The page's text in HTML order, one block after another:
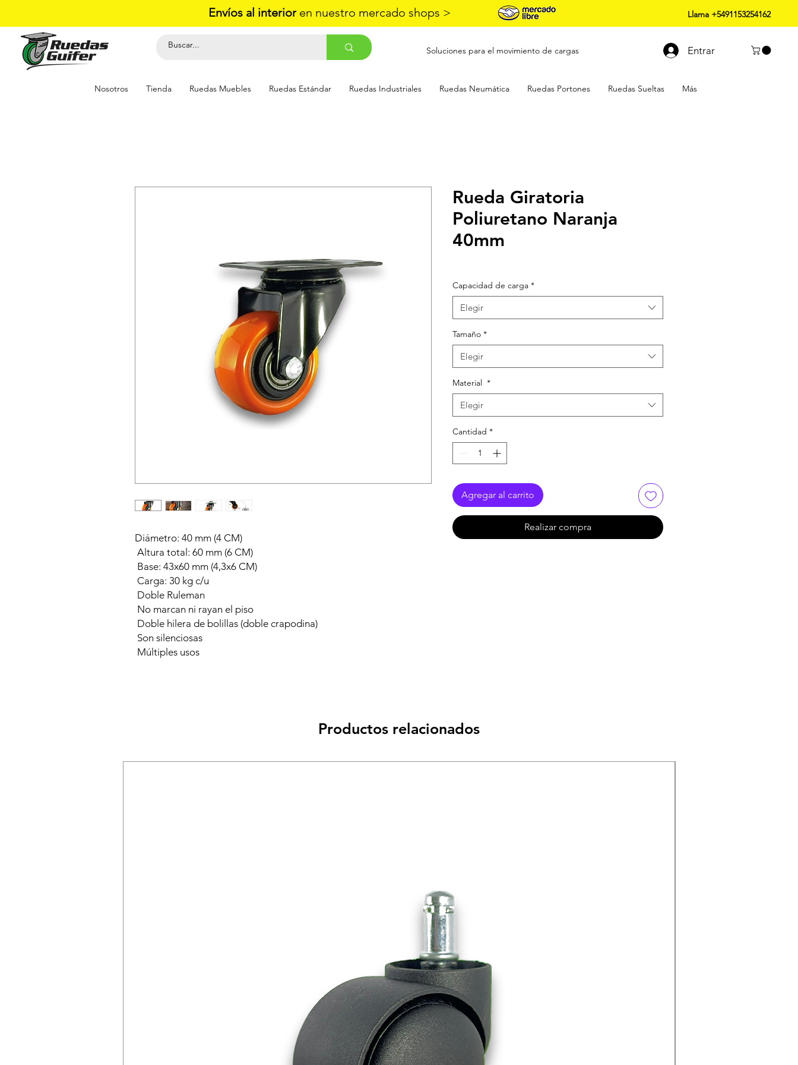
Envíos al interioren nuestro mercado shops > Llama +5491153254162
Entrar
Soluciones para el movimiento de cargas
Nosotros Tienda Ruedas Muebles Ruedas Estándar Ruedas Industriales Ruedas Neumática Ruedas Portones Ruedas Sueltas Más
Diámetro: 40 mm (4 CM)
Múltiples usos
Rueda Giratoria
Poliuretano Naranja
40mm
Capacidad de carga *
Elegir
Tamaño *
Elegir
Material *
Elegir
Cantidad *
Agregar al carrito
Realizar compra
Productos relacionados